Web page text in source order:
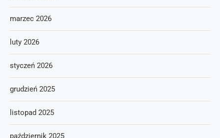
marzec 2026
luty 2026
styczeń 2026
grudzień 2025
listopad 2025
październik 2025